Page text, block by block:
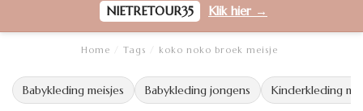
NIETRETOUR35
Klik hier →
Home Tags koko noko broek meisje
Babykleding meisjes Babykleding jongens Kinderkleding